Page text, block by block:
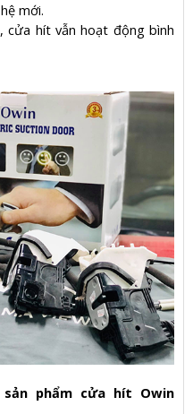
mới.
cửa hít vẫn hoạt động bình
phẩm cửa hít Owin